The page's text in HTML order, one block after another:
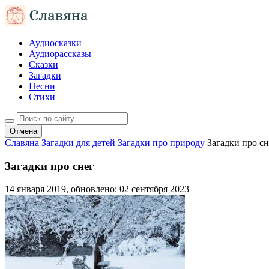
Аудиосказки
Аудиорассказы
Сказки
Загадки
Песни
Стихи
Отмена
Славяна Загадки для детей Загадки про природу Загадки про
Загадки про снег
14 января 2019, обновлено: 02 сентября 2023